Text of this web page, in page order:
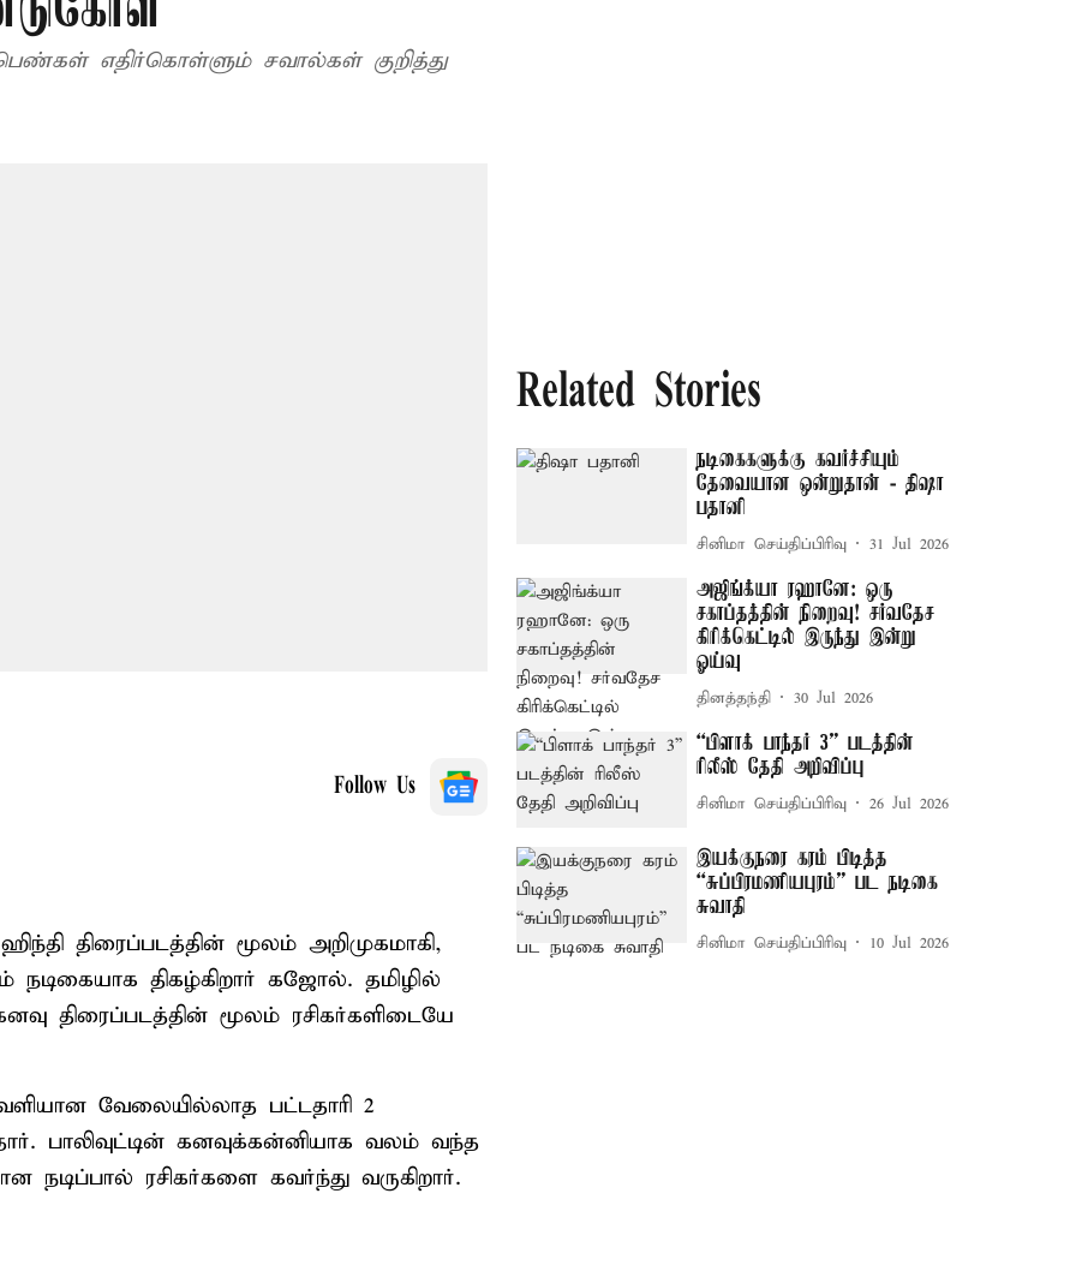
எதிர்கொள்ளும் சவால்கள் குறித்து
Follow Us
திரைப்படத்தின் மூலம் அறிமுகமாகி,
நடிகையாக திகழ்கிறார் கஜோல். தமிழில்
திரைப்படத்தின் மூலம் ரசிகர்களிடையே
வேலையில்லாத பட்டதாரி 2
பாலிவுட்டின் கனவுக்கன்னியாக வலம் வந்த
ரசிகர்களை கவர்ந்து வருகிறார்.
Related Stories
நடிகைகளுக்கு கவர்ச்சியும்
தேவையான ஒன்றுதான் - திஷா
பதானி
சினிமா செய்திப்பிரிவு 31 Jul 2026
அஜிங்க்யா ரஹானே: ஒரு
சகாப்தத்தின் நிறைவு! சர்வதேச
கிரிக்கெட்டில் இருந்து இன்று
ஓய்வு
தினத்தந்தி 30 Jul 2026
“பிளாக் பாந்தர் 3” படத்தின்
ரிலீஸ் தேதி அறிவிப்பு
சினிமா செய்திப்பிரிவு 26 Jul 2026
இயக்குநரை கரம் பிடித்த
“சுப்பிரமணியபுரம்” பட நடிகை
சுவாதி
சினிமா செய்திப்பிரிவு 10 Jul 2026